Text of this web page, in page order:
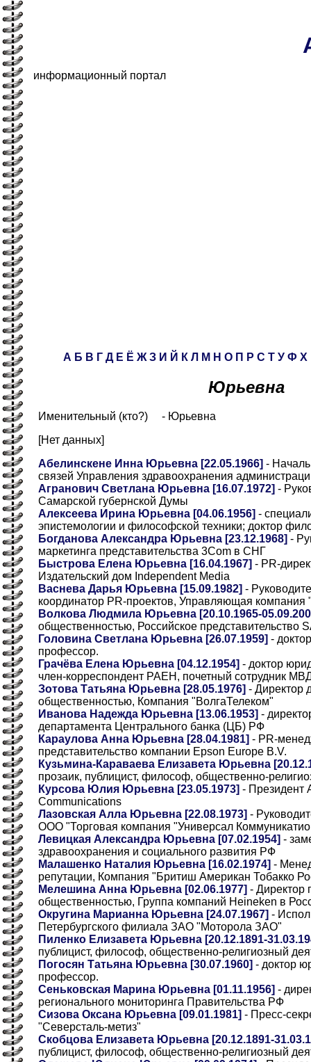
информационный портал
А Б В Г Д Е Ё Ж З И Й К Л М Н О П Р С Т У Ф Х
Юрьевна
Именительный (кто?) - Юрьевна
[Нет данных]
Абелинскене Инна Юрьевна [22.05.1966] -
связей Управления здравоохранения
Агранович Светлана Юрьевна [16.07.1972] -
Самарской губернской Думы
Алексеева Ирина Юрьевна [04.06.1956] -
эпистемологии и философской техники; доктор
Богданова Александра Юрьевна [23.12.1968] -
маркетинга представительства 3Com в СНГ
Быстрова Елена Юрьевна [16.04.1967] - PR-
Издательский дом Independent Media
Васнева Дарья Юрьевна [15.09.1982] -
координатор PR-проектов, Управляющая компания
Волкова Людмила Юрьевна [20.10.1965-
общественностью, Российское представительство
Головина Светлана Юрьевна [26.07.1959] -
профессор.
Грачёва Елена Юрьевна [04.12.1954] - доктор
член-корреспондент РАЕН, почетный сотрудник
Зотова Татьяна Юрьевна [28.05.1976] - Директор
общественностью, Компания "ВолгаТелеком"
Иванова Надежда Юрьевна [13.06.1953] -
департамента Центрального банка (ЦБ) РФ
Караулова Анна Юрьевна [28.04.1981] - PR-
представительство компании Epson Europe B.V.
Кузьмина-Караваева Елизавета Юрьевна
прозаик, публицист, философ, общественно-
Курсова Юлия Юрьевна [23.05.1973] - Президент
Communications
Лазовская Алла Юрьевна [22.08.1973] -
ООО "Торговая компания "Универсал
Левицкая Александра Юрьевна [07.02.1954] -
здравоохранения и социального развития РФ
Малашенко Наталия Юрьевна [16.02.1974] -
репутации, Компания "Бритиш Американ Тобакко
Мелешина Анна Юрьевна [02.06.1977] - Директор
общественностью, Группа компаний Heineken в
Округина Марианна Юрьевна [24.07.1967] -
Петербургского филиала ЗАО "Моторола ЗАО"
Пиленко Елизавета Юрьевна [20.12.1891-
публицист, философ, общественно-религиозный
Погосян Татьяна Юрьевна [30.07.1960] - доктор
профессор.
Сеньковская Марина Юрьевна [01.11.1956] -
регионального мониторинга Правительства РФ
Сизова Оксана Юрьевна [09.01.1981] - Пресс-
"Северсталь-метиз"
Скобцова Елизавета Юрьевна [20.12.1891-
публицист, философ, общественно-религиозный